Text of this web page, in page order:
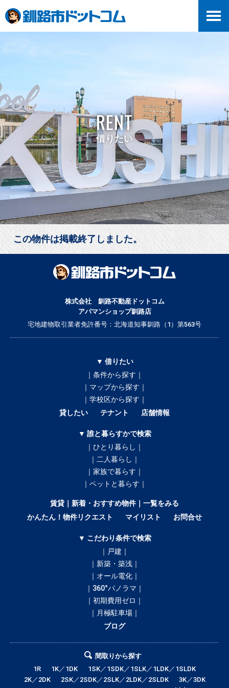
RENT
借りたい
この物件は掲載終了しました。
株式会社 釧路不動産ドットコム
アパマンショップ釧路店
宅地建物取引業者免許番号：北海道知事釧路（1）第563号
▼ 借りたい
｜条件から探す｜
｜マップから探す｜
｜学校区から探す｜
貸したい
テナント 店舗情報
▼ 誰と暮らすかで検索
｜ひとり暮らし｜
｜二人暮らし｜
｜家族で暮らす｜
｜ペットと暮らす｜
賃貸｜新着・おすすめ物件｜一覧をみる
かんたん！物件リクエスト
マイリスト お問合せ
▼ こだわり条件で検索
｜戸建｜
｜新築・築浅｜
｜オール電化｜
｜360°パノラマ｜
｜初期費用ゼロ｜
｜月極駐車場｜
ブログ
間取りから探す
1R
1K／1DK
1SK／1SDK／1SLK／1LDK／1SLDK
2K／2DK
2SK／2SDK／2SLK／2LDK／2SLDK
3K／3DK